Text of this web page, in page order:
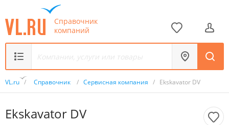
Справочник
компаний
VL.ru / Справочник / Сервисная компания / Ekskavator DV
Ekskavator DV